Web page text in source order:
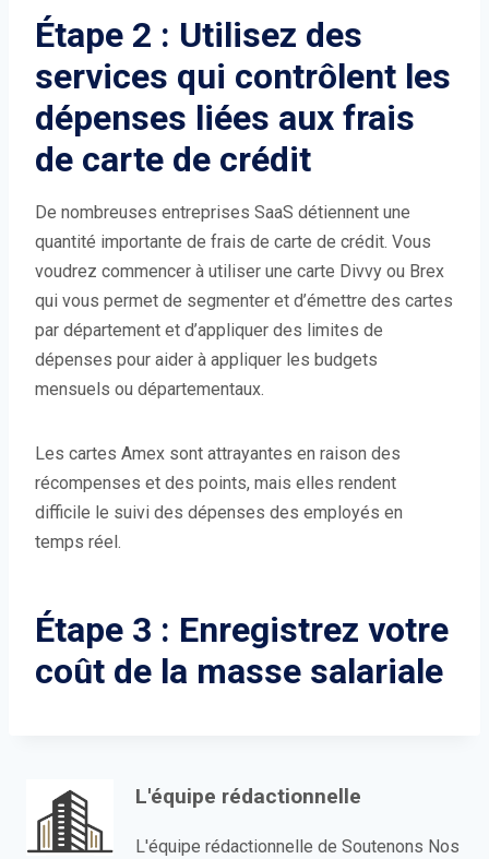
Étape 2 : Utilisez des
services qui contrôlent les
dépenses liées aux frais
de carte de crédit
De nombreuses entreprises SaaS détiennent une
quantité importante de frais de carte de crédit. Vous
voudrez commencer à utiliser une carte Divvy ou Brex
qui vous permet de segmenter et d’émettre des cartes
par département et d’appliquer des limites de
dépenses pour aider à appliquer les budgets
mensuels ou départementaux.
Les cartes Amex sont attrayantes en raison des
récompenses et des points, mais elles rendent
difficile le suivi des dépenses des employés en
temps réel.
Étape 3 : Enregistrez votre
coût de la masse salariale
L'équipe rédactionnelle
L'équipe rédactionnelle de Soutenons Nos